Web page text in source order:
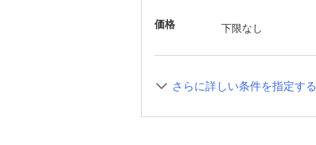
価格 下限なし
さらに詳しい条件を指定する